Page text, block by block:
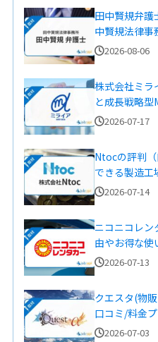
田中賢規弁護
中賢規法律事
2026-08-06
株式会社ミラ
と成長戦略
2026-07-17
Ntocの評判
できる製造工
2026-07-14
ニコニコレン
由やお得な使
2026-07-13
クエスタ(物
口コミ/料金
2026-07-03